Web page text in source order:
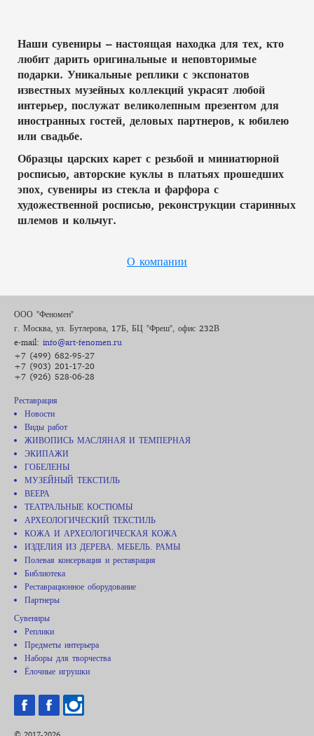
Наши сувениры – настоящая находка для тех, кто
любит дарить оригинальные и неповторимые
подарки. Уникальные реплики с экспонатов
известных музейных коллекций украсят любой
интерьер, послужат великолепным презентом для
иностранных гостей, деловых партнеров, к юбилею
или свадьбе.
Образцы царских карет с резьбой и миниатюрной
росписью, авторские куклы в платьях прошедших
эпох, сувениры из стекла и фарфора с
художественной росписью, реконструкции старинных
шлемов и кольчуг.
О компании
ООО "Феномен"
г. Москва, ул. Бутлерова, 17Б, БЦ "Фреш", офис 232В
e-mail: info@art-fenomen.ru
+7 (499) 682-95-27
+7 (903) 201-17-20
+7 (926) 528-06-28
Реставрация
Новости
Виды работ
ЖИВОПИСЬ МАСЛЯНАЯ И ТЕМПЕРНАЯ
ЭКИПАЖИ
ГОБЕЛЕНЫ
МУЗЕЙНЫЙ ТЕКСТИЛЬ
ВЕЕРА
ТЕАТРАЛЬНЫЕ КОСТЮМЫ
АРХЕОЛОГИЧЕСКИЙ ТЕКСТИЛЬ
КОЖА И АРХЕОЛОГИЧЕСКАЯ КОЖА
ИЗДЕЛИЯ ИЗ ДЕРЕВА. МЕБЕЛЬ. РАМЫ
Полевая консервация и реставрация
Библиотека
Реставрационное оборудование
Партнеры
Сувениры
Реплики
Предметы интерьера
Наборы для творчества
Ёлочные игрушки